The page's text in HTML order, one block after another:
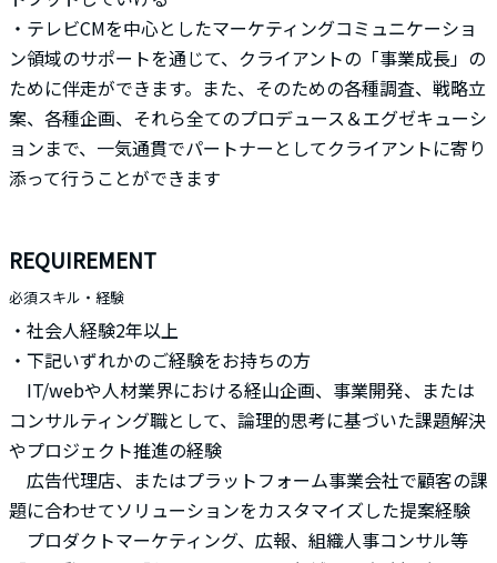
・テレビCMを中心としたマーケティングコミュニケーショ
ン領域のサポートを通じて、クライアントの「事業成長」の
ために伴走ができます。また、そのための各種調査、戦略立
案、各種企画、それら全てのプロデュース＆エグゼキューシ
ョンまで、一気通貫でパートナーとしてクライアントに寄り
添って行うことができます
REQUIREMENT
必須スキル・経験
・社会人経験2年以上
・下記いずれかのご経験をお持ちの方
IT/webや人材業界における経山企画、事業開発、または
コンサルティング職として、論理的思考に基づいた課題解決
やプロジェクト推進の経験
広告代理店、またはプラットフォーム事業会社で顧客の課
題に合わせてソリューションをカスタマイズした提案経験
プロダクトマーケティング、広報、組織人事コンサル等